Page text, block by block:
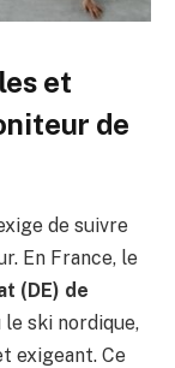
et
de
de suivre
En France, le
(DE) de
ski nordique,
exigeant. Ce